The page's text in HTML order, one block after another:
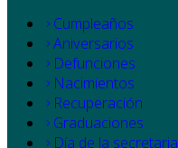
Cumpleaños
Aniversarios
Defunciones
Nacimientos
Recuperación
Graduaciones
Día de la secretaria